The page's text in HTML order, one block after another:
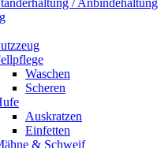
/ Anbindehaltung
Waschen
Scheren
Auskratzen
Einfetten
& Schweif